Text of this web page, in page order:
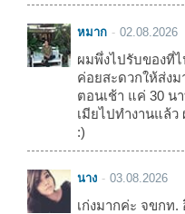
หมาก 02.08.2026
ผมพึ่งไปรับของที่
ค่อยสะดวกให้ส่ง
ตอนเช้า แค่ 30 น
เมียไปทำงานแล้
:)
นาง 03.08.2026
เก่งมากค่ะ จขกท